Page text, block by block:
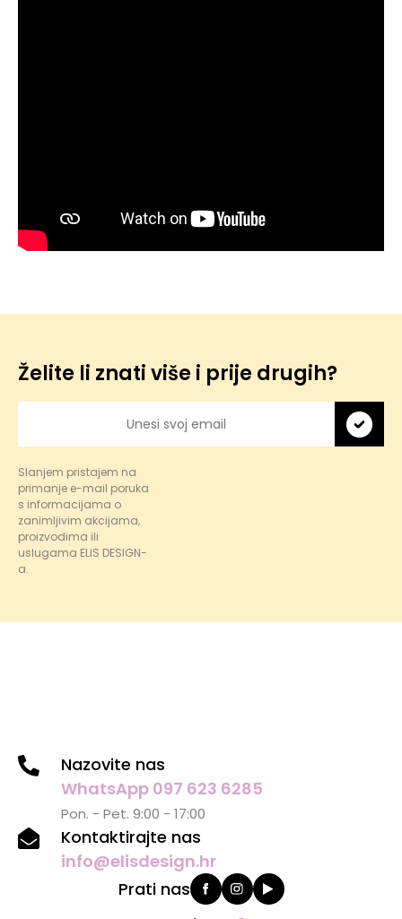
Želite li znati više i prije drugih?
Slanjem pristajem na
primanje e-mail poruka
s informacijama o
zanimljivim akcijama,
proizvodima ili
uslugama ELIS DESIGN-
a.
Nazovite nas
WhatsApp 097 623 6285
Pon. - Pet. 9:00 - 17:00
Kontaktirajte nas
info@elisdesign.hr
Prati nas